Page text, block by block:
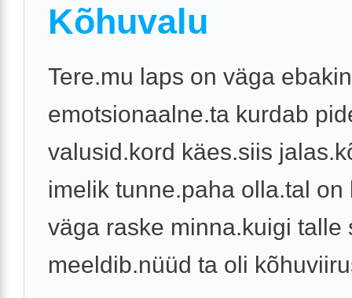
Kõhuvalu
Tere.mu laps on väga
emotsionaalne.ta kurdab
valusid.kord käes.siis
imelik tunne.paha olla.tal on
väga raske minna.kuigi talle
meeldib.nüüd ta oli